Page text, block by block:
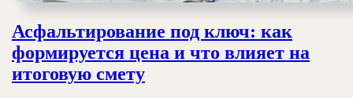
Асфальтирование под ключ: как
формируется цена и что влияет на
итоговую сметуАсфальтирование